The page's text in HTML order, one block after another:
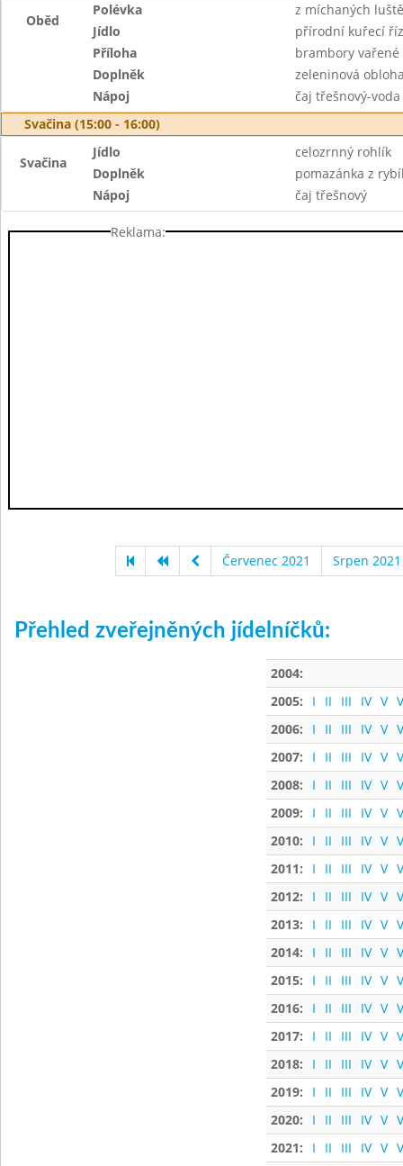
Oběd
Polévka
z míchaných
Jídlo
přírodní kuřecí
Příloha
brambory vařené
Doplněk
zeleninová
Nápoj
čaj třešnový-
Svačina (15:00 - 16:00)
Svačina
Jídlo
celozrnný rohlík
Doplněk
pomazánka z
Nápoj
čaj třešnový
Reklama:
Červenec 2021 Srpen 2021
Přehled zveřejněných jídelníčků:
2004:
2005:
I II III IV V
2006:
I II III IV V
2007:
I II III IV V
2008:
I II III IV V
2009:
I II III IV V
2010:
I II III IV V
2011:
I II III IV V
2012:
I II III IV V
2013:
I II III IV V
2014:
I II III IV V
2015:
I II III IV V
2016:
I II III IV V
2017:
I II III IV V
2018:
I II III IV V
2019:
I II III IV V
2020:
I II III IV V
2021:
I II III IV V